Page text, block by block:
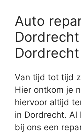
Auto
Dordrecht
Van tijd tot tijd
Hier ontkom je
hiervoor altijd
in Dordrecht. Al
bij ons een